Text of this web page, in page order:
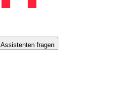
Assistenten fragen